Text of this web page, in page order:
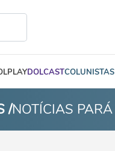
DOLCASTCOLUNISTAS
/NOTÍCIAS PARÁ